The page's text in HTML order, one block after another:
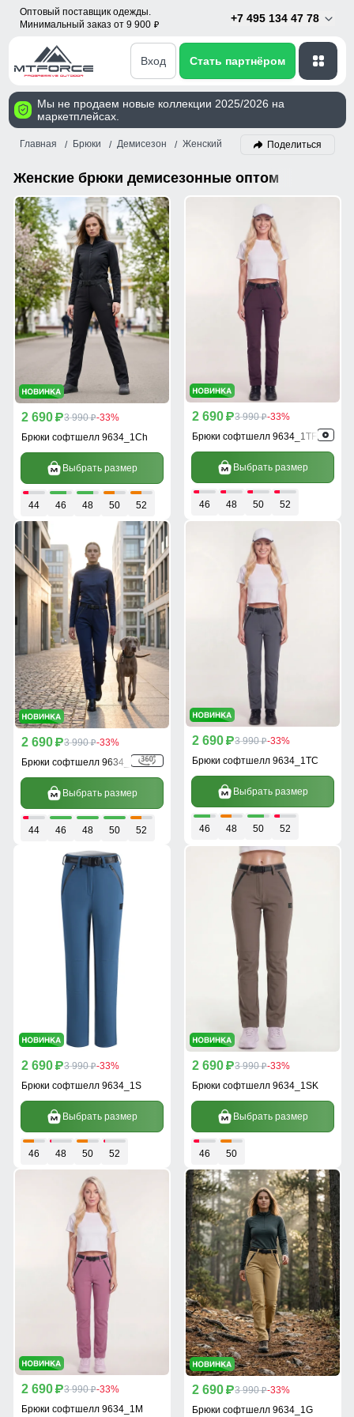
Оптовый поставщик одежды.
Минимальный заказ от 9 900 p
+7 495 134 47 78
Вход Стать партнёром
Мы не продаем новые коллекции 2025/2026 на
маркетплейсах.
Главная Брюки Демисезон Женский Поделиться
Женские брюки демисезонные оптом
2 690 p3 990 p-33%
Брюки софтшелл 9634_1Ch
Выбрать размер
44 46 48 50 52
2 690 p3 990 p-33%
Брюки софтшелл 9634_1TF
Выбрать размер
46 48 50 52
2 690 p3 990 p-33%
Брюки софтшелл 9634_1TS
Выбрать размер
44 46 48 50 52
2 690 p3 990 p-33%
Брюки софтшелл 9634_1TC
Выбрать размер
46 48 50 52
2 690 p3 990 p-33%
Брюки софтшелл 9634_1S
Выбрать размер
46 48 50 52
2 690 p3 990 p-33%
Брюки софтшелл 9634_1SK
Выбрать размер
46 50
2 690 p3 990 p-33%
Брюки софтшелл 9634_1M
2 690 p3 990 p-33%
Брюки софтшелл 9634_1G